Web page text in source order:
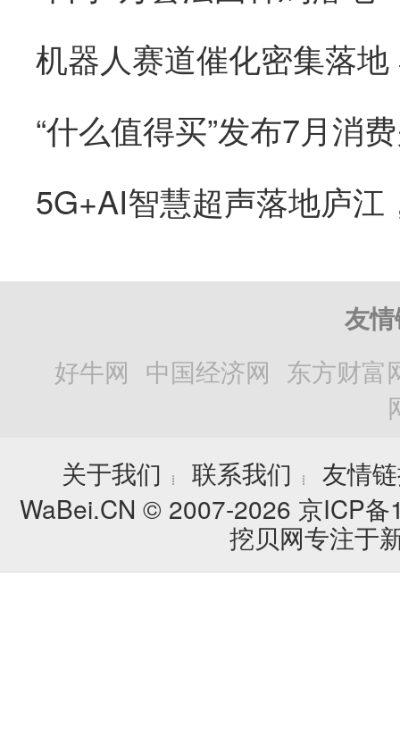
“什么值得买”发布7月消
友
好牛网 中国经济网 东方财富
关于我们
┊ 联系我们 ┊
友情
WaBei.CN © 2007-2026 京ICP
挖贝网专注于